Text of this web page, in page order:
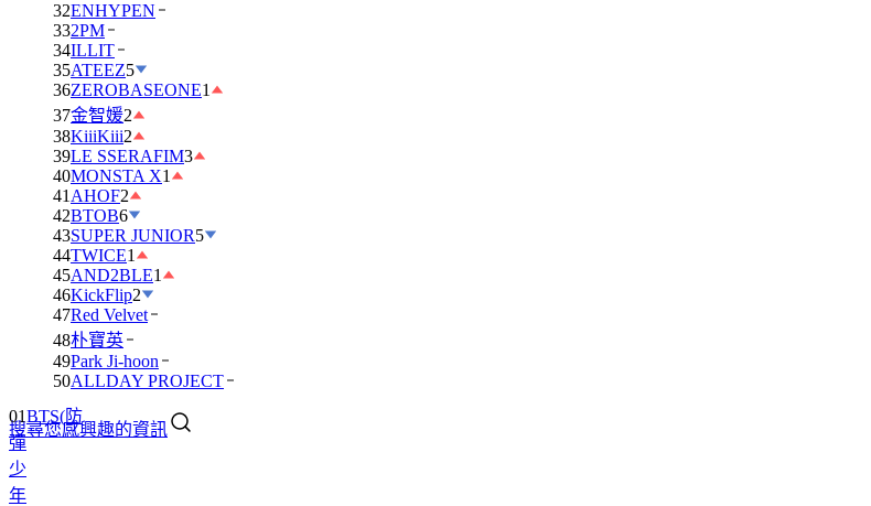
32ENHYPEN
332PM
34ILLIT
35ATEEZ5
36ZEROBASEONE1
37金智媛2
38KiiiKiii2
39LE SSERAFIM3
40MONSTA X1
41 AHOF2
42BTOB6
43SUPER JUNIOR5
44TWICE1
45AND2BLE1
46KickFlip2
47Red Velvet
48朴寶英
49Park Ji-hoon
50ALLDAY PROJECT
搜尋您感興趣的資訊
01BTS(防
彈
少
年